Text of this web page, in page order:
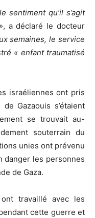
sentiment qu’il s’agit
, a déclaré le docteur
semaines, le service
« enfant traumatisé
israéliennes ont pris
Gazaouis s’étaient
se trouvait au-
souterrain du
unies ont prévenu
danger les personnes
de Gaza.
travaillé avec les
cette guerre et